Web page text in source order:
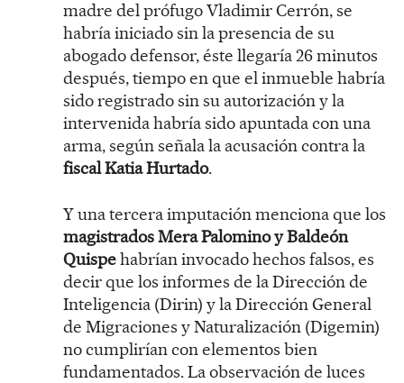
madre del prófugo Vladimir Cerrón, se
habría iniciado sin la presencia de su
abogado defensor, éste llegaría 26 minutos
después, tiempo en que el inmueble habría
sido registrado sin su autorización y la
intervenida habría sido apuntada con una
arma, según señala la acusación contra la
fiscal Katia Hurtado.
Y una tercera imputación menciona que los
magistrados Mera Palomino y Baldeón
Quispehabrían invocado hechos falsos, es
decir que los informes de la Dirección de
Inteligencia (Dirin) y la Dirección General
de Migraciones y Naturalización (Digemin)
no cumplirían con elementos bien
fundamentados. La observación de luces